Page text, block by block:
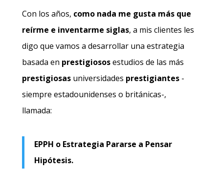
Con los años, como nada me gusta más que
reírme e inventarme siglas, a mis clientes les
digo que vamos a desarrollar una estrategia
basada en prestigiososestudios de las más
prestigiosasuniversidades prestigiantes-
siempre estadounidenses o británicas-,
llamada:
EPPH o Estrategia Pararse a Pensar
Hipótesis.